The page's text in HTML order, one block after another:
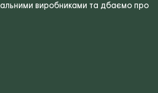
виробниками та дбаємо про